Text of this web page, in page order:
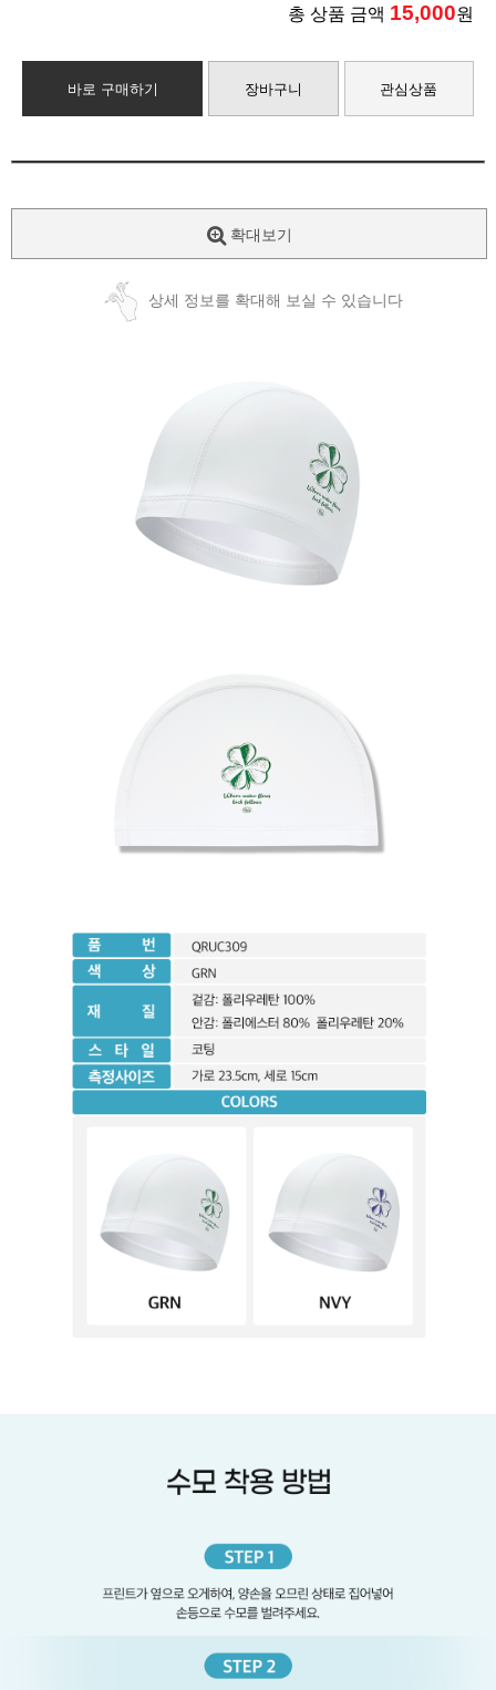
총 상품 금액 15,000원
바로 구매하기 장바구니 관심상품
확대보기
상세 정보를 확대해 보실 수 있습니다